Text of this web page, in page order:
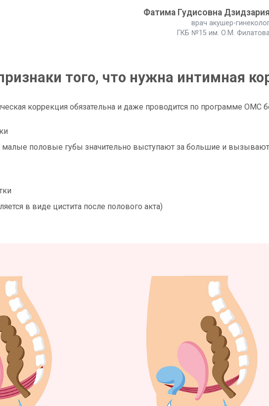
Фатима Гудисовна Дзидзария
врач акушер-
ГКБ №15 им. О.М.
того, что нужна интимная
коррекция обязательна и даже проводится по программе ОМС
малые половые губы значительно выступают за большие и
в виде цистита после полового акта)